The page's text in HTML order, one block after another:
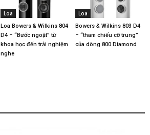
Loa
Loa Bowers & Wilkins 804
D4 – “Bước ngoặt” từ
khoa học đến trải nghiệm
nghe
Loa
Bowers & Wilkins 803 D4
– “tham chiếu cỡ trung”
của dòng 800 Diamond